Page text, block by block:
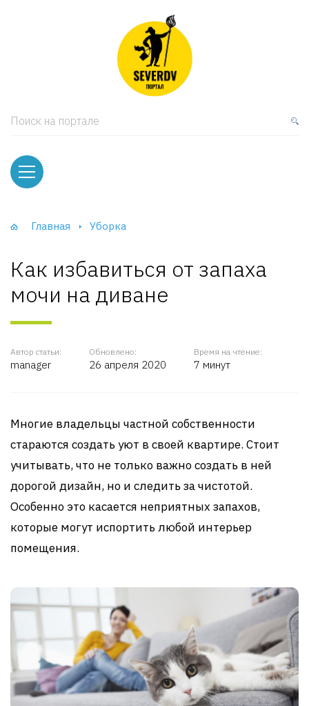
Поиск на портале
Главная Уборка
Как избавиться от запаха
мочи на диване
Автор статьи:
manager
Обновлено:
26 апреля 2020
Время на чтение:
7 минут
Многие владельцы частной собственности
стараются создать уют в своей квартире. Стоит
учитывать, что не только важно создать в ней
дорогой дизайн, но и следить за чистотой.
Особенно это касается неприятных запахов,
которые могут испортить любой интерьер
помещения.
и тумбы
и Шкафы-Купе